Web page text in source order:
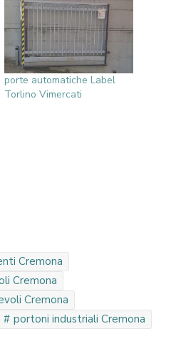
porte automatiche Label
Torlino Vimercati
Cremona
Cremona
Cremona
portoni industriali Cremona